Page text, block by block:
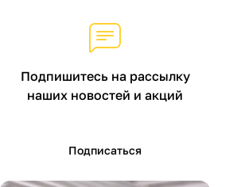
Подпишитесь на рассылку
наших новостей и акций
Подписаться